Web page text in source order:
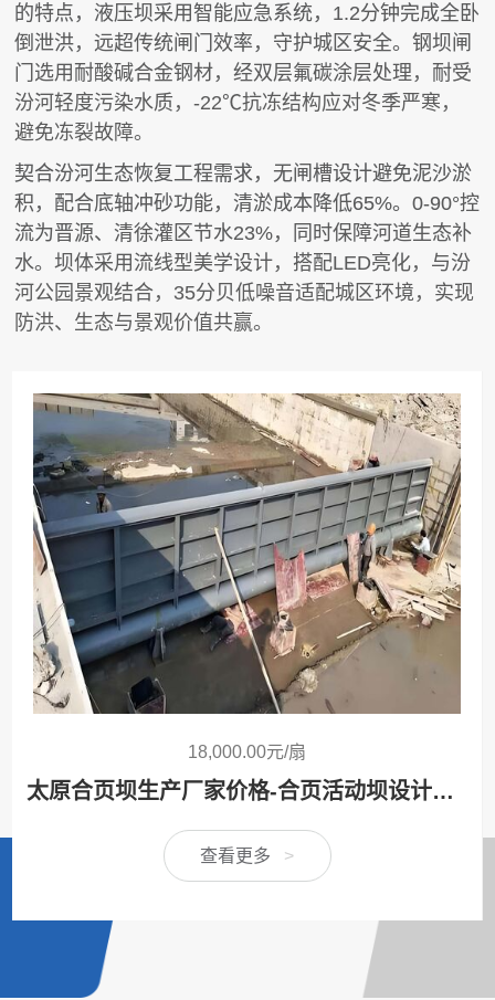
的特点，液压坝采用智能应急系统，1.2分钟完成全卧
倒泄洪，远超传统闸门效率，守护城区安全。钢坝闸
门选用耐酸碱合金钢材，经双层氟碳涂层处理，耐受
汾河轻度污染水质，-22℃抗冻结构应对冬季严寒，
避免冻裂故障。
契合汾河生态恢复工程需求，无闸槽设计避免泥沙淤
积，配合底轴冲砂功能，清淤成本降低65%。0-90°控
流为晋源、清徐灌区节水23%，同时保障河道生态补
水。坝体采用流线型美学设计，搭配LED亮化，与汾
河公园景观结合，35分贝低噪音适配城区环境，实现
防洪、生态与景观价值共赢。
18,000.00元/扇
太原合页坝生产厂家价格-合页活动坝设计安装方案定制
查看更多 >